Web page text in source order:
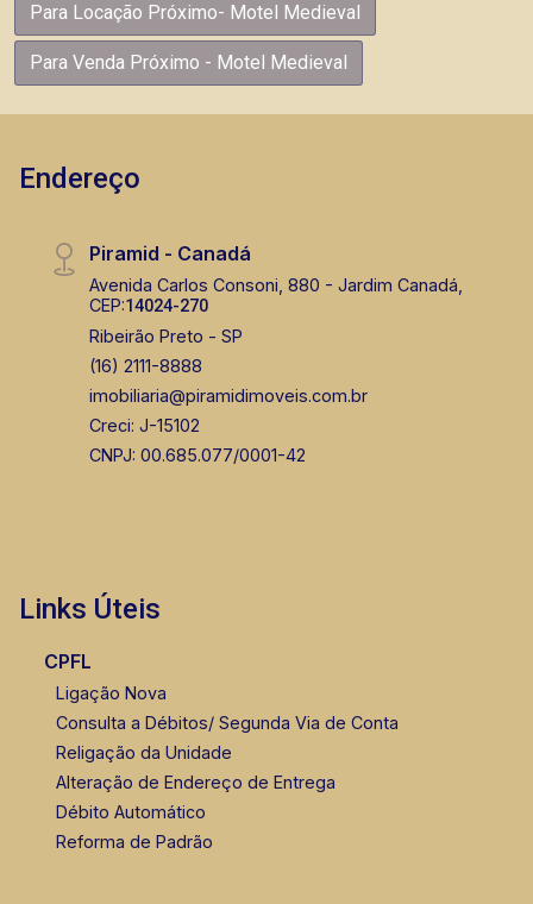
Para Locação Próximo- Motel Medieval
Para Venda Próximo - Motel Medieval
Endereço
Piramid - Canadá
Avenida Carlos Consoni, 880 - Jardim Canadá,
CEP:14024-270
Ribeirão Preto - SP
(16) 2111-8888
imobiliaria@piramidimoveis.com.br
Creci: J-15102
CNPJ: 00.685.077/0001-42
Links Úteis
CPFL
Ligação Nova
Consulta a Débitos/ Segunda Via de Conta
Religação da Unidade
Alteração de Endereço de Entrega
Débito Automático
Reforma de Padrão